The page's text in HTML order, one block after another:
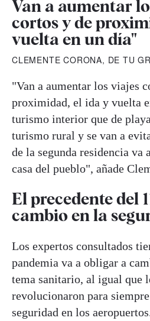
Van a aumentar
cortos y de
vuelta en un día"
CLEMENTE CORONA, DE TU
"Van a aumentar los viajes
proximidad, el ida y vuelta
turismo interior que de
turismo rural y se van a
de la segunda residencia va
casa del pueblo", añade
El precedente del
cambio en la
Los expertos consultados
pandemia va a obligar a
tema sanitario, al igual que
revolucionaron para
seguridad en los